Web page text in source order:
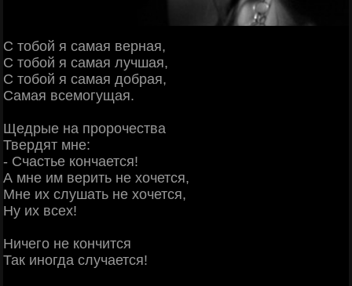
С тобой я самая верная,
С тобой я самая лучшая,
С тобой я самая добрая,
Самая всемогущая.
Щедрые на пророчества
Твердят мне:
- Счастье кончается!
А мне им верить не хочется,
Мне их слушать не хочется,
Ну их всех!
Ничего не кончится
Так иногда случается!